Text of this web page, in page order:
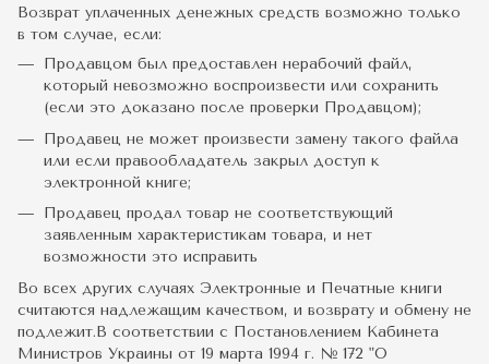
Возврат уплаченных денежных средств возможно только
в том случае, если:
Продавцом был предоставлен нерабочий файл,
который невозможно воспроизвести или сохранить
(если это доказано после проверки Продавцом);
Продавец не может произвести замену такого файла
или если правообладатель закрыл доступ к
электронной книге;
Продавец продал товар не соответствующий
заявленным характеристикам товара, и нет
возможности это исправить
Во всех других случаях Электронные и Печатные книги
считаются надлежащим качеством, и возврату и обмену не
подлежит.В соответствии с Постановлением Кабинета
Министров Украины от 19 марта 1994 г. № 172 "О